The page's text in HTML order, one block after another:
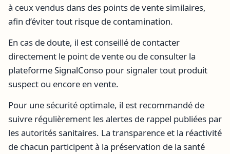
à ceux vendus dans des points de vente similaires,
afin d’éviter tout risque de contamination.
En cas de doute, il est conseillé de contacter
directement le point de vente ou de consulter la
plateforme SignalConso pour signaler tout produit
suspect ou encore en vente.
Pour une sécurité optimale, il est recommandé de
suivre régulièrement les alertes de rappel publiées par
les autorités sanitaires. La transparence et la réactivité
de chacun participent à la préservation de la santé